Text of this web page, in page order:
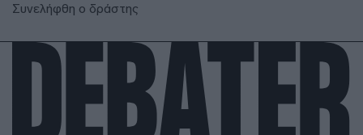
Συνελήφθη ο δράστης